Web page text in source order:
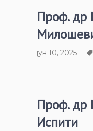
Проф. др
јун 10, 2025
Проф.
Испити